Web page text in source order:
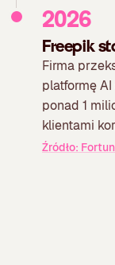
2026
Freepik
Firma
platformę
ponad 1
klientami
Źródło: